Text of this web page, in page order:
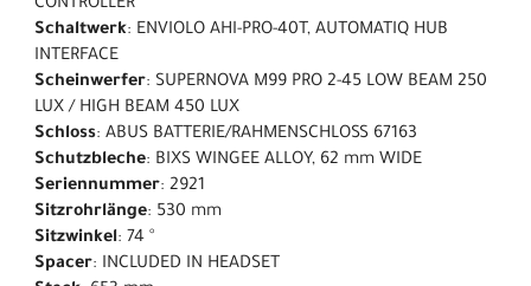
CONTROLLER
Schaltwerk: ENVIOLO AHI-PRO-40T, AUTOMATIQ HUB
INTERFACE
Scheinwerfer: SUPERNOVA M99 PRO 2-45 LOW BEAM 250
LUX / HIGH BEAM 450 LUX
Schloss: ABUS BATTERIE/RAHMENSCHLOSS 67163
Schutzbleche: BIXS WINGEE ALLOY, 62 mm WIDE
Seriennummer: 2921
Sitzrohrlänge: 530 mm
Sitzwinkel: 74 °
Spacer: INCLUDED IN HEADSET